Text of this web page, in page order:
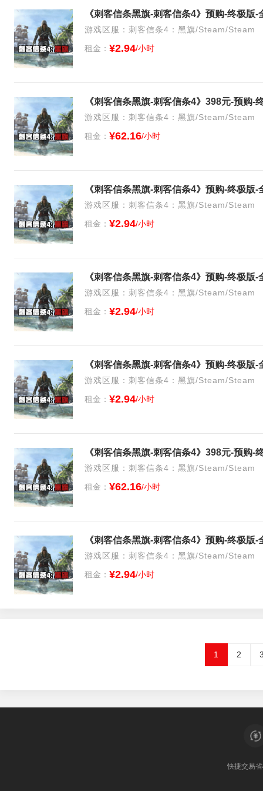
《刺客信条黑旗-刺客信条4》预购-终极版
游戏区服：刺客信条4：黑旗/Steam/Steam
租金： ¥2.94/小时
《刺客信条黑旗-刺客信条4》398元-预购-
游戏区服：刺客信条4：黑旗/Steam/Steam
租金： ¥62.16/小时
《刺客信条黑旗-刺客信条4》预购-终极版
游戏区服：刺客信条4：黑旗/Steam/Steam
租金： ¥2.94/小时
《刺客信条黑旗-刺客信条4》预购-终极版
游戏区服：刺客信条4：黑旗/Steam/Steam
租金： ¥2.94/小时
《刺客信条黑旗-刺客信条4》预购-终极版
游戏区服：刺客信条4：黑旗/Steam/Steam
租金： ¥2.94/小时
《刺客信条黑旗-刺客信条4》398元-预购-
游戏区服：刺客信条4：黑旗/Steam/Steam
租金： ¥62.16/小时
《刺客信条黑旗-刺客信条4》预购-终极版
游戏区服：刺客信条4：黑旗/Steam/Steam
租金： ¥2.94/小时
1 2
快捷交易